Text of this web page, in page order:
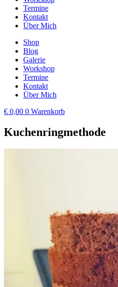
Termine
Kontakt
Über Mich
Shop
Blog
Galerie
Workshop
Termine
Kontakt
Über Mich
€ 0,00 0 Warenkorb
Kuchenringmethode